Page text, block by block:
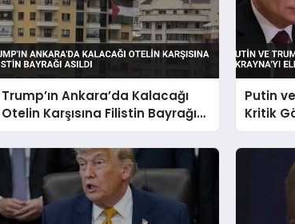
Trump’ın Ankara’da Kalacağı
Otelin Karşısına Filistin Bayrağı
Asıldı
Putin
Kritik
Aldı